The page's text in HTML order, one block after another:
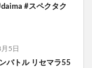
#スペクタク
5日
バトル リセマラ55